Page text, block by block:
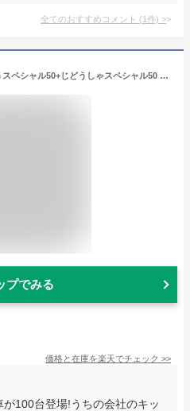
全てのおすすめコメント (1件) >
乗り物大好き!NEWてつどうスペシャル50+じどうしゃスペシャル50 [ (キッズ) ]
プでみる
価格と在庫を楽天でチェック >>
100台登場!うちの会社のキッ